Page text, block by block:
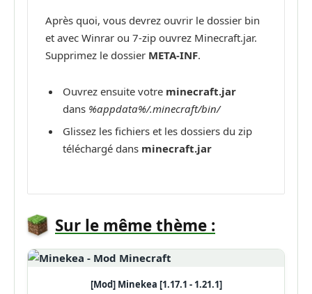
Après quoi, vous devrez ouvrir le dossier bin
et avec Winrar ou 7-zip ouvrez Minecraft.jar.
Supprimez le dossier META-INF.
Ouvrez ensuite votre minecraft.jar
dans %appdata%/.minecraft/bin/
Glissez les fichiers et les dossiers du zip
téléchargé dans minecraft.jar
Sur le même thème :
[Mod] Minekea [1.17.1 - 1.21.1]